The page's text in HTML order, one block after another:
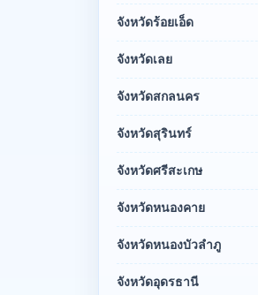
จังหวัดร้อยเอ็ด
จังหวัดเลย
จังหวัดสกลนคร
จังหวัดสุรินทร์
จังหวัดศรีสะเกษ
จังหวัดหนองคาย
จังหวัดหนองบัวลำภู
จังหวัดอุดรธานี